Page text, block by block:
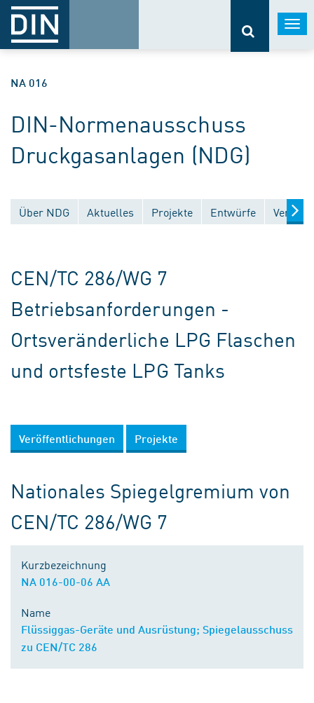
NA 016
DIN-Normenausschuss
Druckgasanlagen (NDG)
Über NDG Aktuelles Projekte Entwürfe
CEN/TC 286/WG 7
Betriebsanforderungen -
Ortsveränderliche LPG Flaschen
und ortsfeste LPG Tanks
Veröffentlichungen Projekte
Nationales Spiegelgremium von
CEN/TC 286/WG 7
Kurzbezeichnung
NA 016-00-06 AA
Name
Flüssiggas-Geräte und Ausrüstung; Spiegelausschuss
zu CEN/TC 286